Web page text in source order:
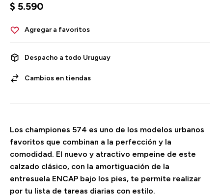
$ 5.590
Despacho a todo Uruguay
Cambios en tiendas
Los championes 574 es uno de los modelos urbanos
favoritos que combinan a la perfección y la
comodidad. El nuevo y atractivo empeine de este
calzado clásico, con la amortiguación de la
entresuela ENCAP bajo los pies, te permite realizar
por tu lista de tareas diarias con estilo.